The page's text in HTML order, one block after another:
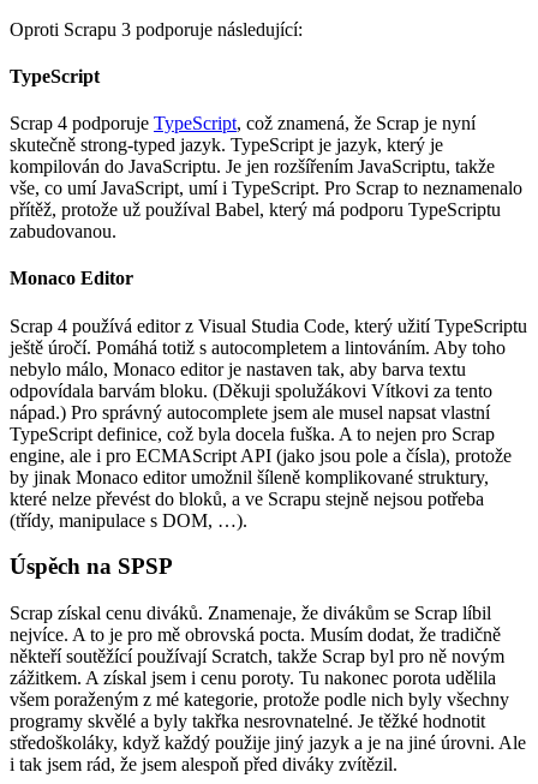
Oproti Scrapu 3 podporuje následující:
TypeScript
Scrap 4 podporuje TypeScript, což znamená, že Scrap je nyní
skutečně strong-typed jazyk. TypeScript je jazyk, který je
kompilován do JavaScriptu. Je jen rozšířením JavaScriptu, takže
vše, co umí JavaScript, umí i TypeScript. Pro Scrap to neznamenalo
přítěž, protože už používal Babel, který má podporu TypeScriptu
zabudovanou.
Monaco Editor
Scrap 4 používá editor z Visual Studia Code, který užití TypeScriptu
ještě úročí. Pomáhá totiž s autocompletem a lintováním. Aby toho
nebylo málo, Monaco editor je nastaven tak, aby barva textu
odpovídala barvám bloku. (Děkuji spolužákovi Vítkovi za tento
nápad.) Pro správný autocomplete jsem ale musel napsat vlastní
TypeScript definice, což byla docela fuška. A to nejen pro Scrap
engine, ale i pro ECMAScript API (jako jsou pole a čísla), protože
by jinak Monaco editor umožnil šíleně komplikované struktury,
které nelze převést do bloků, a ve Scrapu stejně nejsou potřeba
(třídy, manipulace s DOM, …).
Úspěch na SPSP
Scrap získal cenu diváků. Znamenaje, že divákům se Scrap líbil
nejvíce. A to je pro mě obrovská pocta. Musím dodat, že tradičně
někteří soutěžící používají Scratch, takže Scrap byl pro ně novým
zážitkem. A získal jsem i cenu poroty. Tu nakonec porota udělila
všem poraženým z mé kategorie, protože podle nich byly všechny
programy skvělé a byly takřka nesrovnatelné. Je těžké hodnotit
středoškoláky, když každý použije jiný jazyk a je na jiné úrovni. Ale
i tak jsem rád, že jsem alespoň před diváky zvítězil.